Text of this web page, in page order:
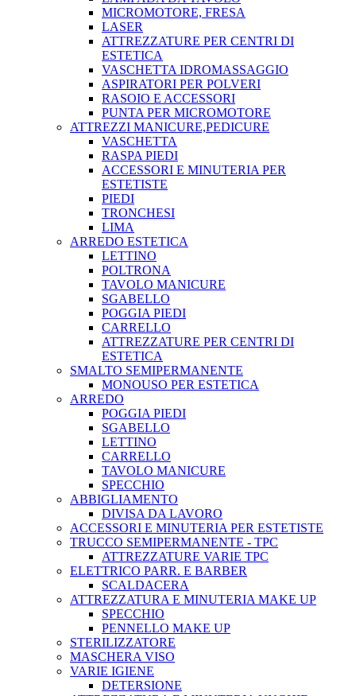
MICROMOTORE, FRESA
LASER
ATTREZZATURE PER CENTRI DI
ESTETICA
VASCHETTA IDROMASSAGGIO
ASPIRATORI PER POLVERI
RASOIO E ACCESSORI
PUNTA PER MICROMOTORE
ATTREZZI MANICURE,PEDICURE
VASCHETTA
RASPA PIEDI
ACCESSORI E MINUTERIA PER
ESTETISTE
PIEDI
TRONCHESI
LIMA
ARREDO ESTETICA
LETTINO
POLTRONA
TAVOLO MANICURE
SGABELLO
POGGIA PIEDI
CARRELLO
ATTREZZATURE PER CENTRI DI
ESTETICA
SMALTO SEMIPERMANENTE
MONOUSO PER ESTETICA
ARREDO
POGGIA PIEDI
SGABELLO
LETTINO
CARRELLO
TAVOLO MANICURE
SPECCHIO
ABBIGLIAMENTO
DIVISA DA LAVORO
ACCESSORI E MINUTERIA PER ESTETISTE
TRUCCO SEMIPERMANENTE - TPC
ATTREZZATURE VARIE TPC
ELETTRICO PARR. E BARBER
SCALDACERA
ATTREZZATURA E MINUTERIA MAKE UP
SPECCHIO
PENNELLO MAKE UP
STERILIZZATORE
MASCHERA VISO
VARIE IGIENE
DETERSIONE